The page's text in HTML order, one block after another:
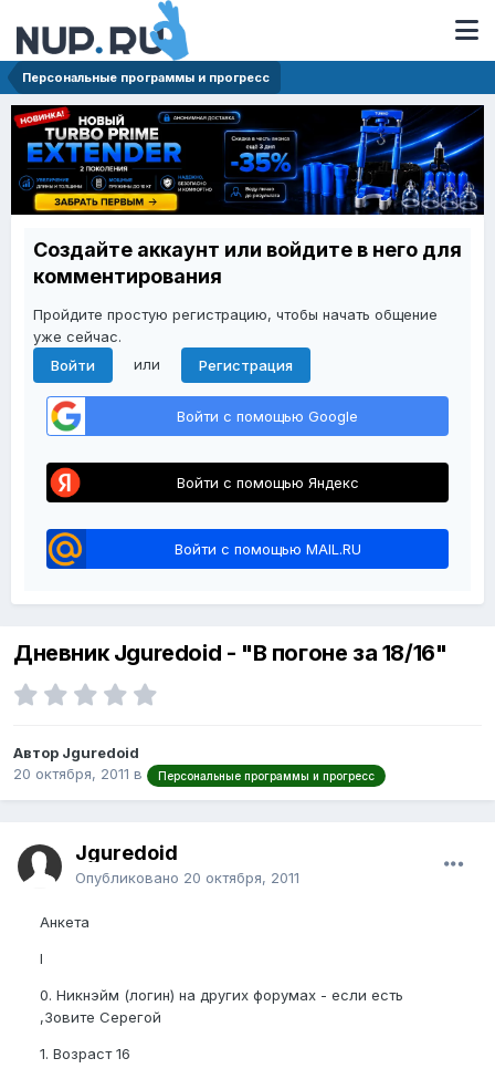
Персональные программы и прогресс
Создайте аккаунт или войдите в него для
комментирования
Пройдите простую регистрацию, чтобы начать общение
уже сейчас.
Войти
или Регистрация
Войти с помощью Google
Войти с помощью Яндекс
Войти с помощью MAIL.RU
Дневник Jguredoid - "В погоне за 18/16"
Автор Jguredoid
20 октября, 2011 в Персональные программы и прогресс
Jguredoid
Опубликовано 20 октября, 2011
Анкета
I
0. Никнэйм (логин) на других форумах - если есть
,Зовите Серегой
1. Возраст 16